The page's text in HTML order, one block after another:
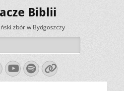
Biblii
zbór w Bydgoszczy
YouTube
Spotify
Link